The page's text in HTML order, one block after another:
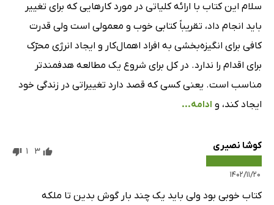
سلام این کتاب با ارائه کلیاتی در مورد کارهایی که برای تغییر
باید انجام داد، تقریباً کتابی خوب و معمولی است ولی قدرت
کافی برای انگیزه‌بخشی به افراد اهمال‌کار و ایجاد انرژی محرّک
برای اقدام را ندارد. در کل برای شروع یک مطالعه هدفمندتر
مناسب است. یعنی کسی که قصد دارد تغییراتی در زندگی خود
ایجاد کند، و ادامه...
کوشا نصیری
۱۴۰۲/۱۱/۲۰
3
1
کتاب خوبی بود ولی باید یک چند بار گوش بدین تا ملکه